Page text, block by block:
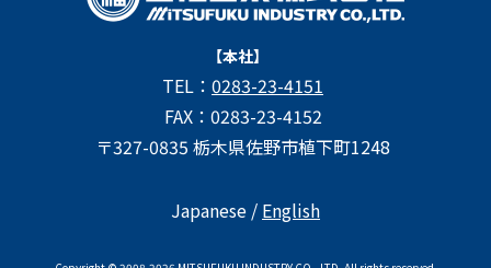
【本社】
TEL： 0283-23-4151
FAX：0283-23-4152
〒327-0835 栃木県佐野市植下町1248
Japanese / English